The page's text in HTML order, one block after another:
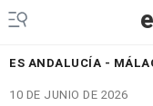
ES ANDALUCÍA -
10 DE JUNIO DE 2026